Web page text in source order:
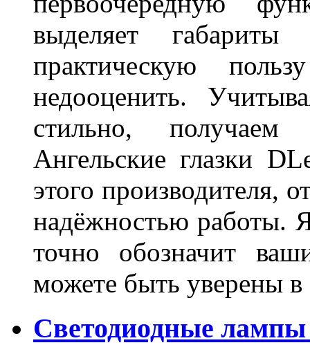
выделяет
практическую
недооценить.
стильно,
Ангельские глазки
этого производителя,
надёжностью работы.
точно обозначит
можете быть уверены
Светодиодные